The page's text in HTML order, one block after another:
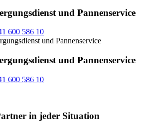
und Pannenservice
600 586 10
und Pannenservice
600 586 10
in jeder Situation